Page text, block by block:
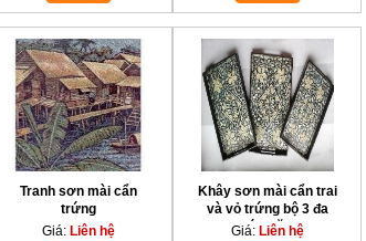
Tranh sơn mài cẩn
trứng
Giá: Liên hệ
Khây sơn mài cẩn trai
và vỏ trứng bộ 3 đa
chức năng.
Giá: Liên hệ